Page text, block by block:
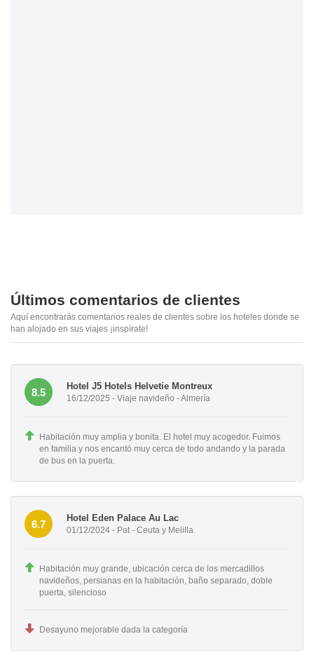
Últimos comentarios de clientes
Aquí encontrarás comentarios reales de clientes sobre los hoteles donde se
han alojado en sus viajes ¡inspírate!
8.5
Hotel J5 Hotels Helvetie Montreux
16/12/2025 - Viaje navideño - Almería
Habitación muy amplia y bonita. El hotel muy acogedor. Fuimos
en familia y nos encantó muy cerca de todo andando y la parada
de bus en la puerta.
6.7
Hotel Eden Palace Au Lac
01/12/2024 - Pat - Ceuta y Melilla
Habitación muy grande, ubicación cerca de los mercadillos
navideños, persianas en la habitación, baño separado, doble
puerta, silencioso
Desayuno mejorable dada la categoría